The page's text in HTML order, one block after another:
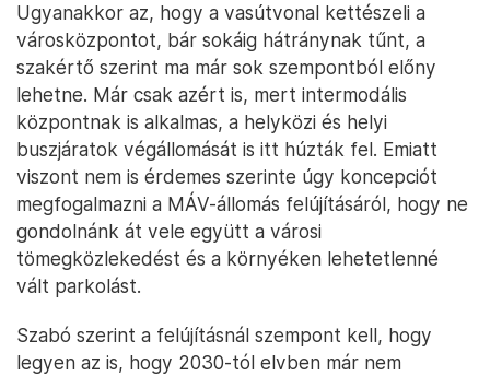
Ugyanakkor az, hogy a vasútvonal kettészeli a
városközpontot, bár sokáig hátránynak tűnt, a
szakértő szerint ma már sok szempontból előny
lehetne. Már csak azért is, mert intermodális
központnak is alkalmas, a helyközi és helyi
buszjáratok végállomását is itt húzták fel. Emiatt
viszont nem is érdemes szerinte úgy koncepciót
megfogalmazni a MÁV-állomás felújításáról, hogy ne
gondolnánk át vele együtt a városi
tömegközlekedést és a környéken lehetetlenné
vált parkolást.
Szabó szerint a felújításnál szempont kell, hogy
legyen az is, hogy 2030-tól elvben már nem